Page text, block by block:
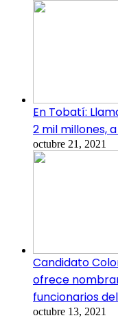
En Tobatí:
2 mil millones,
octubre 21, 2021
Candidato
ofrece
funcionarios del
octubre 13, 2021